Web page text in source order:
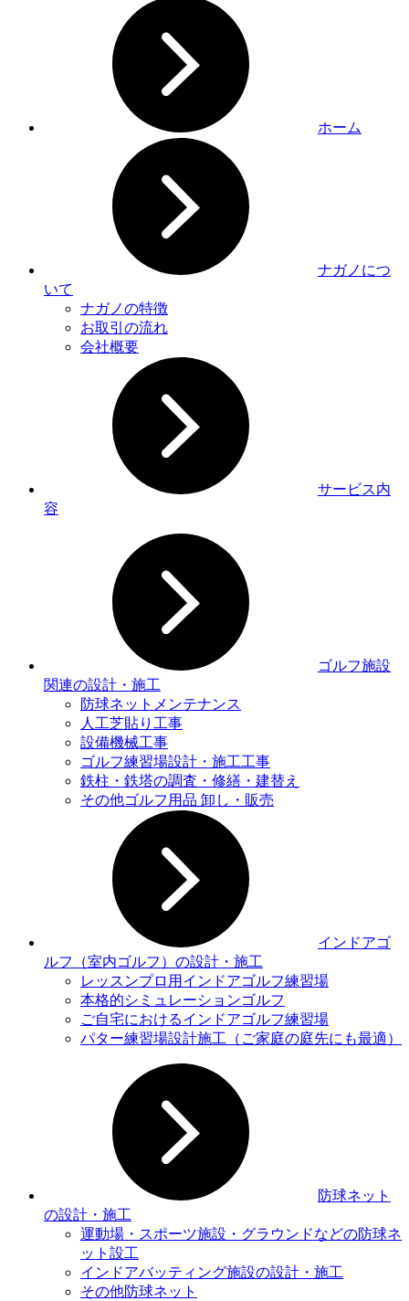
ホーム
ナガノにつ
いて
ナガノの特徴
お取引の流れ
会社概要
サービス内
容
ゴルフ施設
関連の設計・施工
防球ネットメンテナンス
人工芝貼り工事
設備機械工事
ゴルフ練習場設計・施工工事
鉄柱・鉄塔の調査・修繕・建替え
その他ゴルフ用品 卸し・販売
インドアゴ
ルフ（室内ゴルフ）の設計・施工
レッスンプロ用インドアゴルフ練習場
本格的シミュレーションゴルフ
ご自宅におけるインドアゴルフ練習場
パター練習場設計施工（ご家庭の庭先にも最適）
防球ネット
の設計・施工
運動場・スポーツ施設・グラウンドなどの防球ネ
ット設⼯
インドアバッティング施設の設計・施工
その他防球ネット